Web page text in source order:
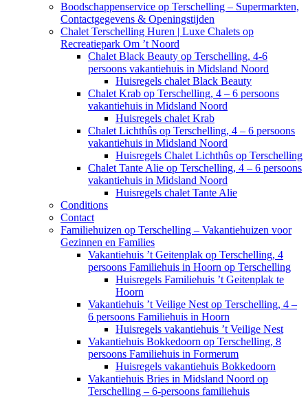
Boodschappenservice op Terschelling – Supermarkten,
Contactgegevens & Openingstijden
Chalet Terschelling Huren | Luxe Chalets op
Recreatiepark Om ’t Noord
Chalet Black Beauty op Terschelling, 4-6
persoons vakantiehuis in Midsland Noord
Huisregels chalet Black Beauty
Chalet Krab op Terschelling, 4 – 6 persoons
vakantiehuis in Midsland Noord
Huisregels chalet Krab
Chalet Lichthûs op Terschelling, 4 – 6 persoons
vakantiehuis in Midsland Noord
Huisregels Chalet Lichthûs op Terschelling
Chalet Tante Alie op Terschelling, 4 – 6 persoons
vakantiehuis in Midsland Noord
Huisregels chalet Tante Alie
Conditions
Contact
Familiehuizen op Terschelling – Vakantiehuizen voor
Gezinnen en Families
Vakantiehuis ’t Geitenplak op Terschelling, 4
persoons Familiehuis in Hoorn op Terschelling
Huisregels Familiehuis ’t Geitenplak te
Hoorn
Vakantiehuis ’t Veilige Nest op Terschelling, 4 –
6 persoons Familiehuis in Hoorn
Huisregels vakantiehuis ’t Veilige Nest
Vakantiehuis Bokkedoorn op Terschelling, 8
persoons Familiehuis in Formerum
Huisregels vakantiehuis Bokkedoorn
Vakantiehuis Bries in Midsland Noord op
Terschelling – 6-persoons familiehuis